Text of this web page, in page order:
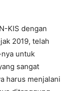
KIS dengan
2019, telah
untuk
sangat
harus menjalani